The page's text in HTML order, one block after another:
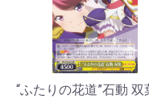
“ふたりの花道”石動 双